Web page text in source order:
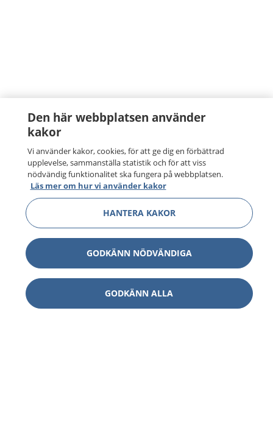
Den här webbplatsen använder
kakor
Vi använder kakor, cookies, för att ge dig en förbättrad
upplevelse, sammanställa statistik och för att viss
nödvändig funktionalitet ska fungera på webbplatsen.
Läs mer om hur vi använder kakor
HANTERA KAKOR
GODKÄNN NÖDVÄNDIGA
GODKÄNN ALLA